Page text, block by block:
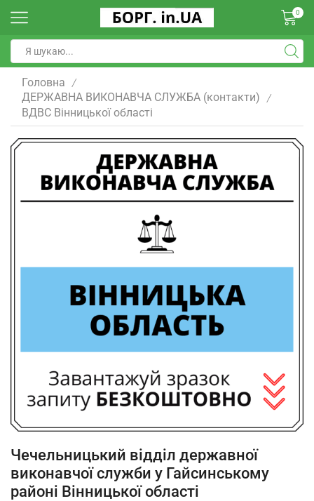
0
Головна /
ДЕРЖАВНА ВИКОНАВЧА СЛУЖБА (контакти) /
ВДВС Вінницької області
Чечельницький відділ державної
виконавчої служби у Гайсинському
районі Вінницької області